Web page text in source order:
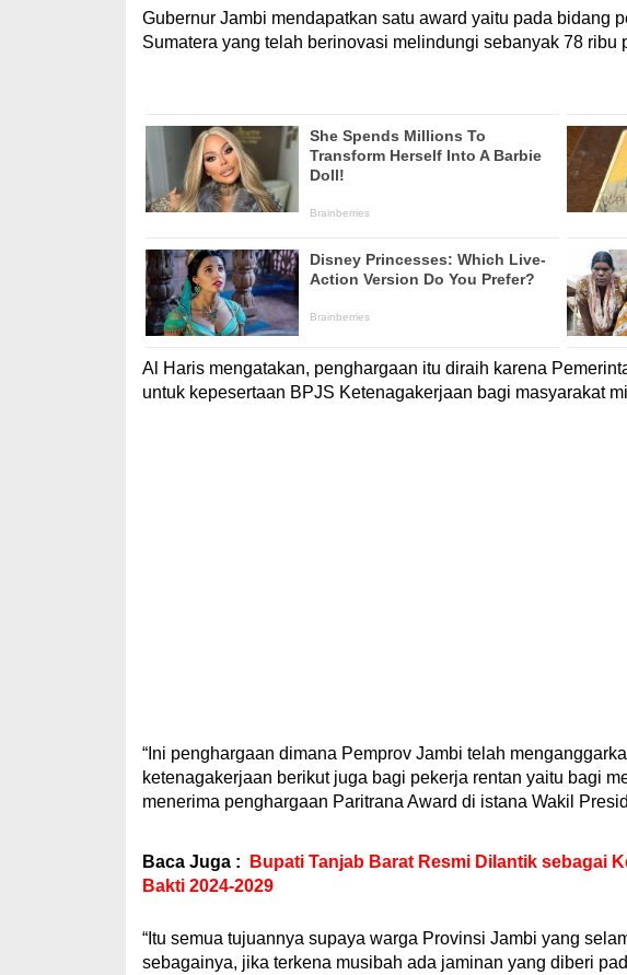
Gubernur Jambi mendapatkan satu award yaitu pada bidang
Sumatera yang telah berinovasi melindungi sebanyak 78 ribu
Al Haris mengatakan, penghargaan itu diraih karena
untuk kepesertaan BPJS Ketenagakerjaan bagi masyarakat
“Ini penghargaan dimana Pemprov Jambi telah
ketenagakerjaan berikut juga bagi pekerja rentan yaitu bagi
menerima penghargaan Paritrana Award di istana Wakil
Baca Juga :
Bupati Tanjab Barat Resmi Dilantik sebagai
Bakti 2024-2029
“Itu semua tujuannya supaya warga Provinsi Jambi yang
sebagainya, jika terkena musibah ada jaminan yang diberi